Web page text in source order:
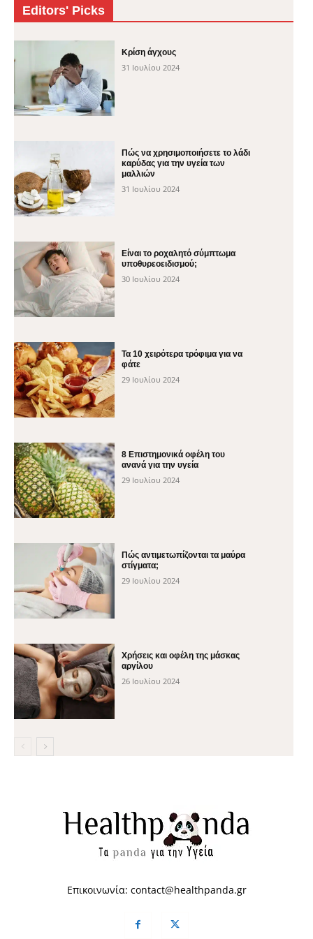
Editors' Picks
Κρίση άγχους
31 Ιουλίου 2024
Πώς να χρησιμοποιήσετε το λάδι
καρύδας για την υγεία των
μαλλιών
31 Ιουλίου 2024
Είναι το ροχαλητό σύμπτωμα
υποθυρεοειδισμού;
30 Ιουλίου 2024
Τα 10 χειρότερα τρόφιμα για να
φάτε
29 Ιουλίου 2024
8 Επιστημονικά οφέλη του
ανανά για την υγεία
29 Ιουλίου 2024
Πώς αντιμετωπίζονται τα μαύρα
στίγματα;
29 Ιουλίου 2024
Χρήσεις και οφέλη της μάσκας
αργίλου
26 Ιουλίου 2024
Επικοινωνία: contact@healthpanda.gr